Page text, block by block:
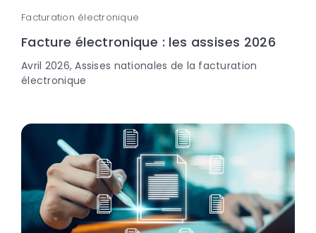
Facturation électronique
Facture électronique : les assises 2026
Avril 2026, Assises nationales de la facturation
électronique